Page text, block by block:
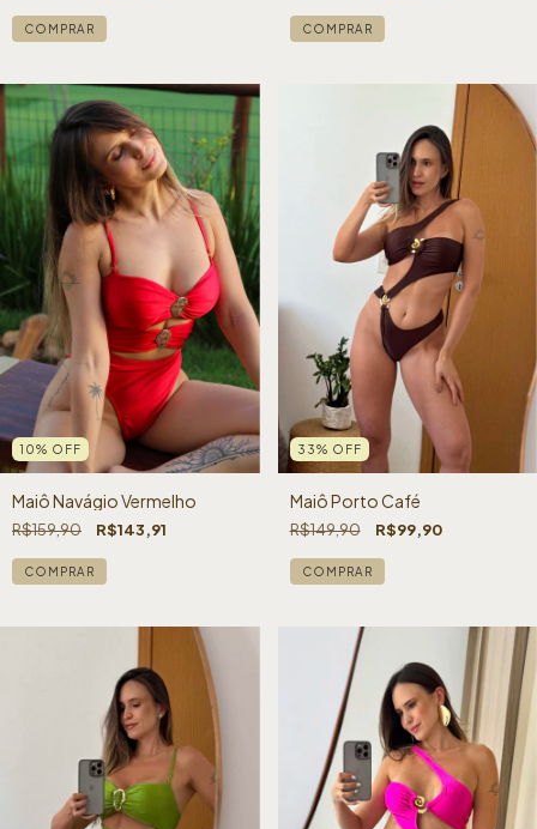
COMPRAR COMPRAR
10% OFF
Maiô Navágio Vermelho
R$159,90 R$143,91
COMPRAR
33% OFF
Maiô Porto Café
R$149,90 R$99,90
COMPRAR